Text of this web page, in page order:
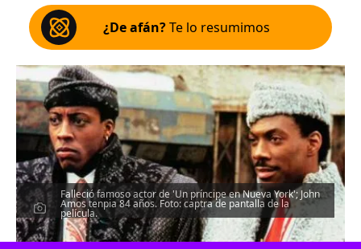
¿De afán?Te lo resumimos
Falleció famoso actor de 'Un príncipe en Nueva York'; John
Amos tenpia 84 años. Foto: captra de pantalla de la
película.
Escucha el artículo